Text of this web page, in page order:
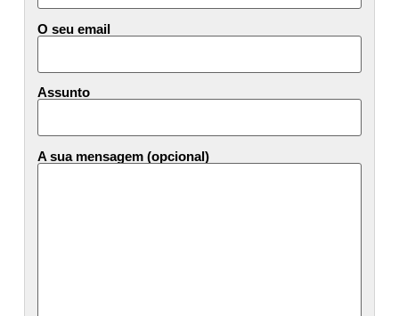
O seu email
Assunto
A sua mensagem (opcional)